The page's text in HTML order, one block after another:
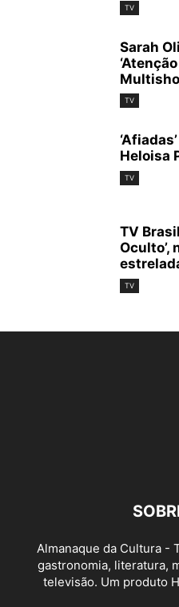
TV
Sarah
TV
Heloisa
TV
TV
Oculto’,
TV
Almanaque da Cultura -
gastronomia, literatura,
televisão. Um produto